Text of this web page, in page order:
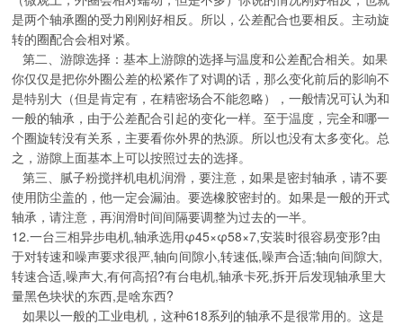
是两个轴承圈的受力刚刚好相反。所以，公差配合也要相反。主动旋
转的圈配合会相对紧。
第二、游隙选择：基本上游隙的选择与温度和公差配合相关。如果
你仅仅是把你外圈公差的松紧作了对调的话，那么变化前后的影响不
是特别大（但是肯定有，在精密场合不能忽略），一般情况可认为和
一般的轴承，由于公差配合引起的变化一样。至于温度，完全和哪一
个圈旋转没有关系，主要看你外界的热源。所以也没有太多变化。总
之，游隙上面基本上可以按照过去的选择。
第三、腻子粉搅拌机电机润滑，要注意，如果是密封轴承，请不要
使用防尘盖的，他一定会漏油。要选橡胶密封的。如果是一般的开式
轴承，请注意，再润滑时间间隔要调整为过去的一半。
12.一台三相异步电机,轴承选用φ45×φ58×7,安装时很容易变形?由
于对转速和噪声要求很严,轴向间隙小,转速低,噪声合适;轴向间隙大,
转速合适,噪声大,有何高招?有台电机,轴承卡死,拆开后发现轴承里大
量黑色块状的东西,是啥东西?
如果以一般的工业电机，这种618系列的轴承不是很常用的。这是